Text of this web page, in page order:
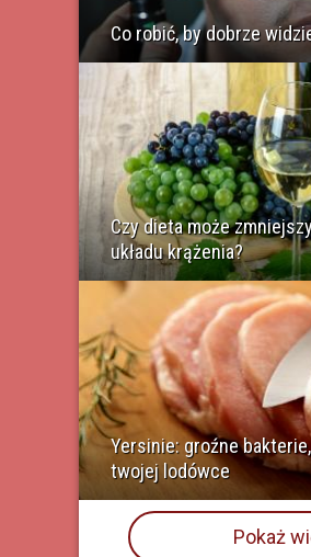
Co robić, by dobrze
Czy dieta może
układu krążenia?
Yersinie: groźne
twojej lodówce
Pokaż